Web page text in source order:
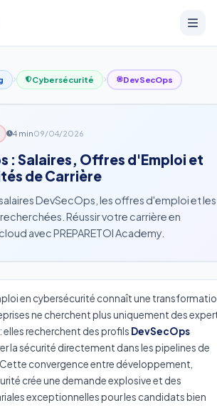
Cybersécurité DevSecOps
4 min09/04/2026
: Salaires, Offres d'Emploi et
de Carrière
DevSecOps, les offres d'emploi et les
Réussir votre carrière en
avec PREPARETOI Academy.
en cybersécurité connaît une
ne cherchent plus uniquement des
elles recherchent des profils DevSecOps
la sécurité directement dans les pipelines de
convergence entre développement,
crée une demande explosive et des
exceptionnelles pour les candidats bien